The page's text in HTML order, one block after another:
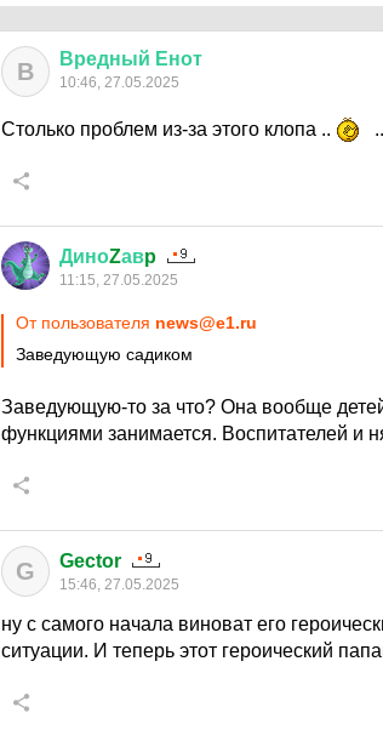
В Вредный Енот
10:46, 27.05.2025
Столько проблем из-за этого клопа ..
ДиноZавp
11:15, 27.05.2025
От пользователя news@e1.ru
Заведующую садиком
Заведующую-то за что? Она вообще
функциями занимается. Воспитателей и
G Gector
15:46, 27.05.2025
ну с самого начала виноват его
ситуации. И теперь этот героический